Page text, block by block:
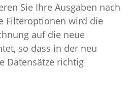
Sie Ihre Ausgaben nach
Filteroptionen wird die
auf die neue
so dass in der neu
Datensätze richtig